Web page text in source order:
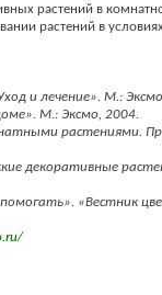
растений в
растений в
и лечение». М.:
М.: Эксмо, 2004.
растениями.
декоративные
помогать». «Вестник